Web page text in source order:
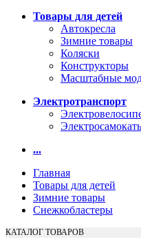
Товары для детей
Автокресла
Зимние товары
Коляски
Конструкторы
Масштабные
Электротранспорт
...
Главная
Товары для детей
Зимние товары
Снежкобластеры
КАТАЛОГ ТОВАРОВ